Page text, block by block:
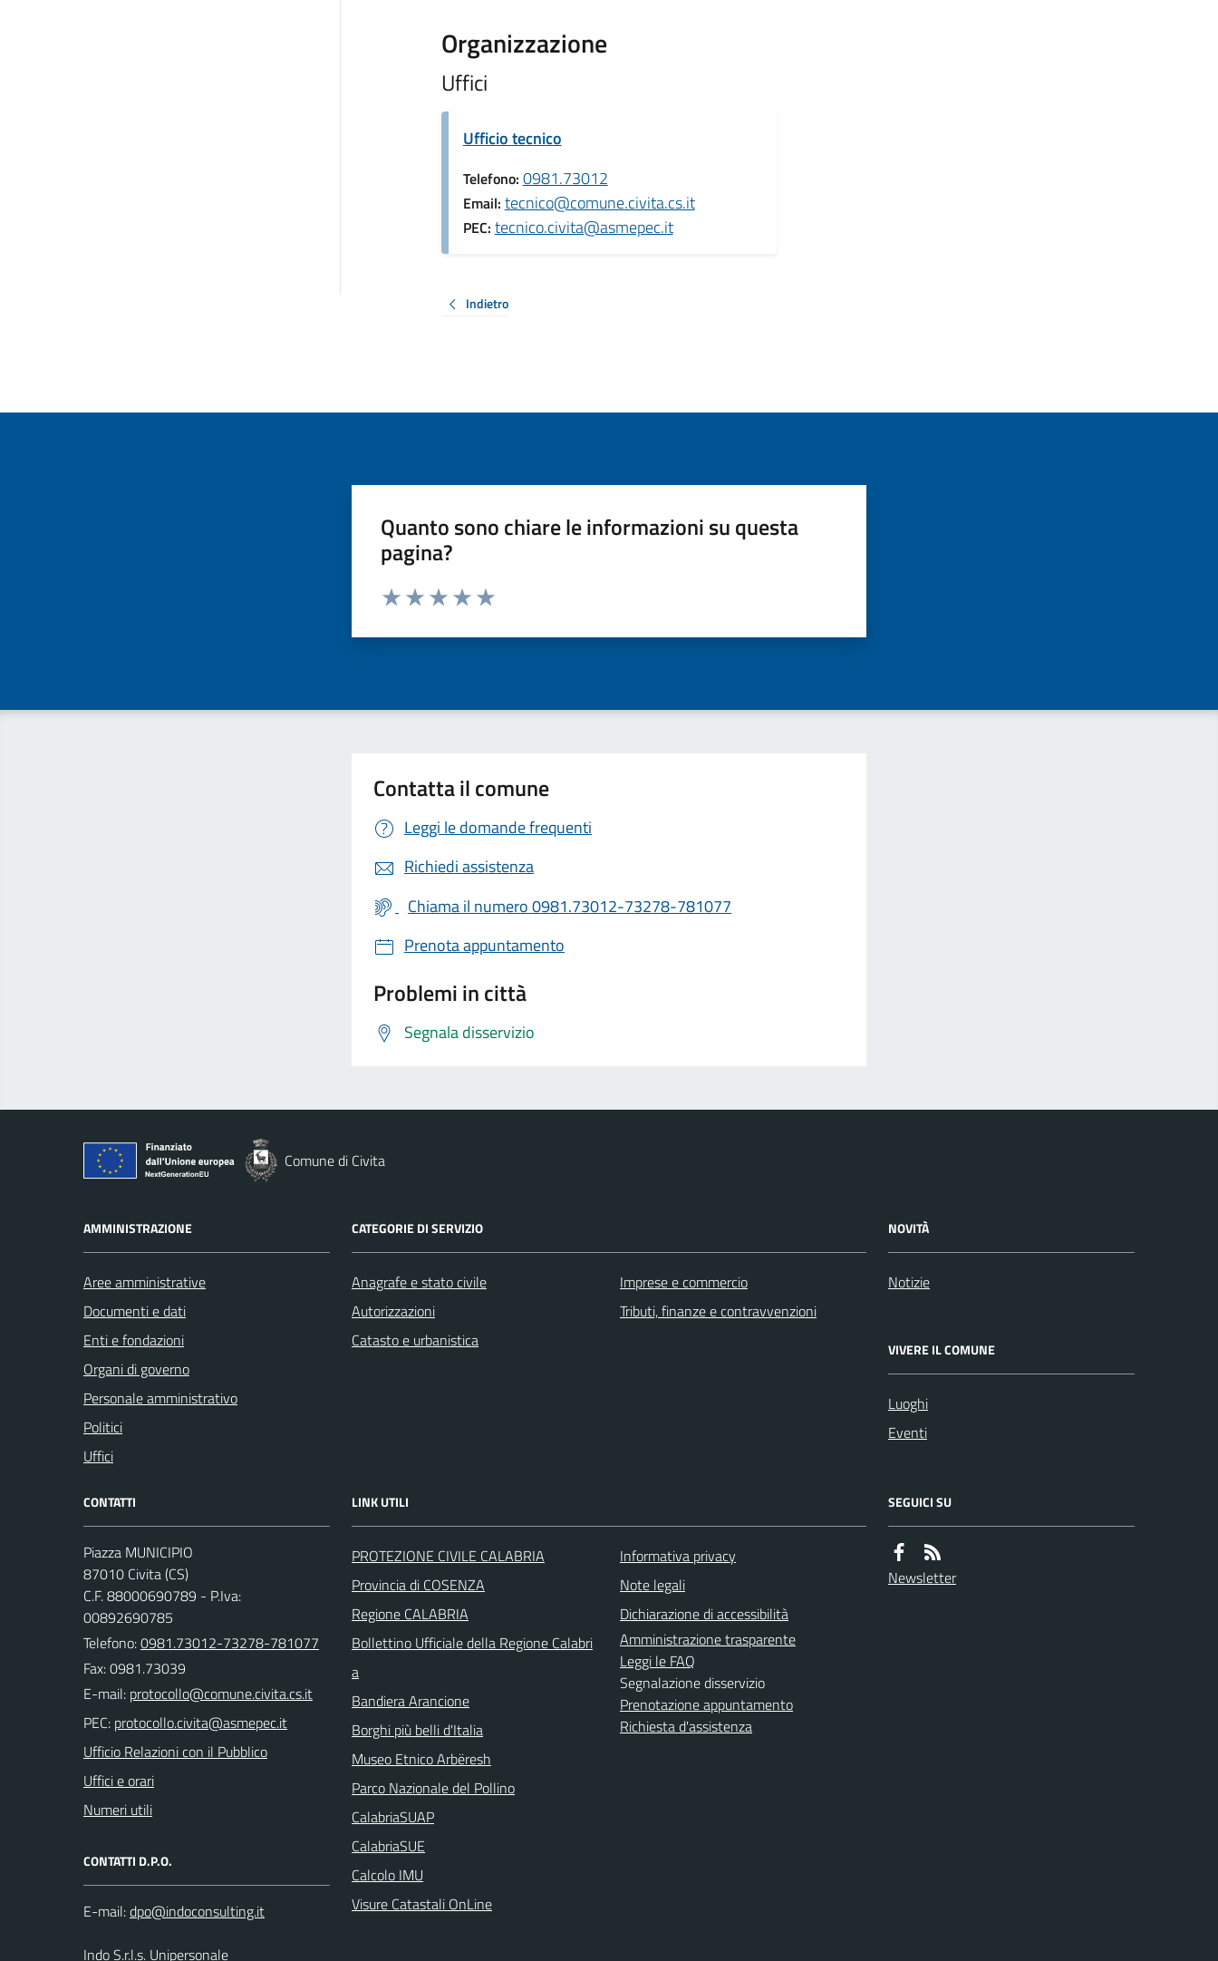
Organizzazione
Uffici
Ufficio tecnico
Telefono: 0981.73012
Email: tecnico@comune.civita.cs.it
PEC: tecnico.civita@asmepec.it
Indietro
Quanto sono chiare le informazioni su questa
pagina?
Valuta da 1 a 5 stelle la pagina
Contatta il comune
Leggi le domande frequenti
Richiedi assistenza
Chiama il numero 0981.73012-73278-781077
Prenota appuntamento
Problemi in città
Segnala disservizio
Comune di Civita
AMMINISTRAZIONE
Aree amministrative
Documenti e dati
Enti e fondazioni
Organi di governo
Personale amministrativo
Politici
Uffici
CATEGORIE DI SERVIZIO
Anagrafe e stato civile
Autorizzazioni
Catasto e urbanistica
Imprese e commercio
Tributi, finanze e contravvenzioni
NOVITÀ
Notizie
VIVERE IL COMUNE
Luoghi
Eventi
CONTATTI
Piazza MUNICIPIO
87010 Civita (CS)
C.F. 88000690789 - P.Iva:
00892690785
Telefono:0981.73012-73278-781077
Fax: 0981.73039
E-mail:
PEC:
Ufficio Relazioni con il Pubblico
Uffici e orari
Numeri utili
CONTATTI D.P.O.
E-mail:
Indo S.r.l.s. Unipersonale
LINK UTILI
PROTEZIONE CIVILE CALABRIA
Provincia di COSENZA
Regione CALABRIA
Bollettino Ufficiale della Regione Calabri
a
Bandiera Arancione
Borghi più belli d'Italia
Museo Etnico Arbëresh
Parco Nazionale del Pollino
CalabriaSUAP
CalabriaSUE
Calcolo IMU
Visure Catastali OnLine
Informativa privacy
Note legali
Dichiarazione di accessibilità
Amministrazione trasparente
Leggi le FAQ
Segnalazione disservizio
Prenotazione appuntamento
Richiesta d'assistenza
SEGUICI SU
Newsletter